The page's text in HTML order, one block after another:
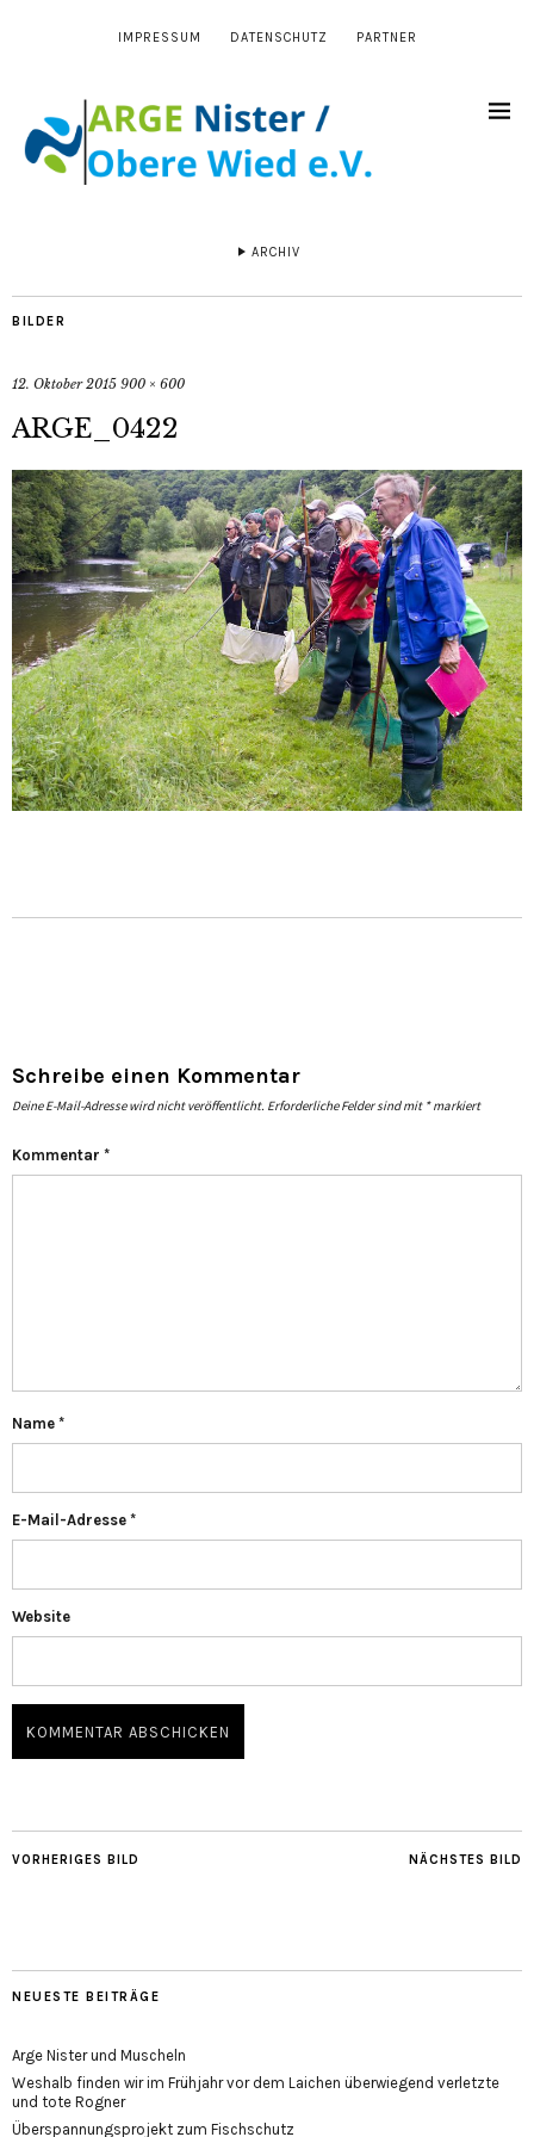
IMPRESSUM DATENSCHUTZ PARTNER
ARCHIV
BILDER
12. Oktober 2015 900 × 600
ARGE_0422
Schreibe einen Kommentar
Deine E-Mail-Adresse wird nicht veröffentlicht. Erforderliche Felder sind mit *markiert
Kommentar *
Name *
E-Mail-Adresse *
Website
NÄCHSTES BILD
VORHERIGES BILD
NEUESTE BEITRÄGE
Arge Nister und Muscheln
Weshalb finden wir im Frühjahr vor dem Laichen überwiegend verletzte
und tote Rogner
Überspannungsprojekt zum Fischschutz